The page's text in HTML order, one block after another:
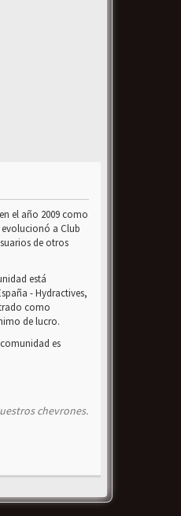
el año 2009 como
evolucionó a Club
de otros
está
- Hydractives,
como
de lucro.
es
chevrones.